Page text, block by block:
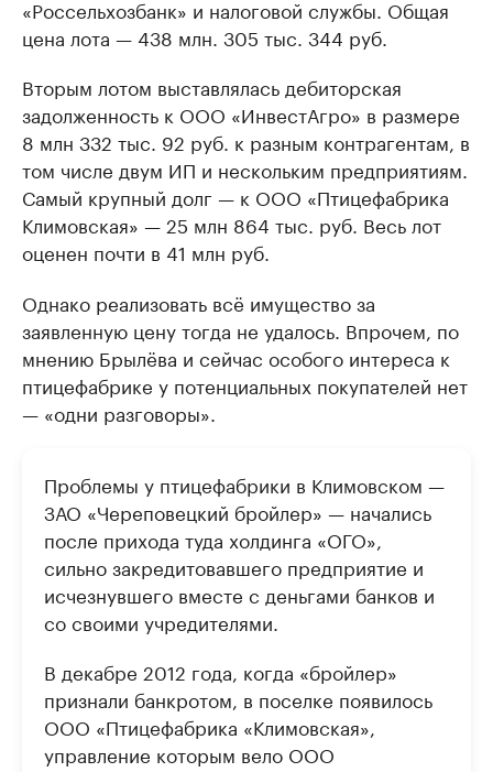
«Россельхозбанк» и налоговой службы. Общая
цена лота — 438 млн. 305 тыс. 344 руб.
Вторым лотом выставлялась дебиторская
задолженность к ООО «ИнвестАгро» в размере
8 млн 332 тыс. 92 руб. к разным контрагентам, в
том числе двум ИП и нескольким предприятиям.
Самый крупный долг — к ООО «Птицефабрика
Климовская» — 25 млн 864 тыс. руб. Весь лот
оценен почти в 41 млн руб.
Однако реализовать всё имущество за
заявленную цену тогда не удалось. Впрочем, по
мнению Брылёва и сейчас особого интереса к
птицефабрике у потенциальных покупателей нет
— «одни разговоры».
Проблемы у птицефабрики в Климовском —
ЗАО «Череповецкий бройлер» — начались
после прихода туда холдинга «ОГО»,
сильно закредитовавшего предприятие и
исчезнувшего вместе с деньгами банков и
со своими учредителями.
В декабре 2012 года, когда «бройлер»
признали банкротом, в поселке появилось
ООО «Птицефабрика «Климовская»,
управление которым вело ООО